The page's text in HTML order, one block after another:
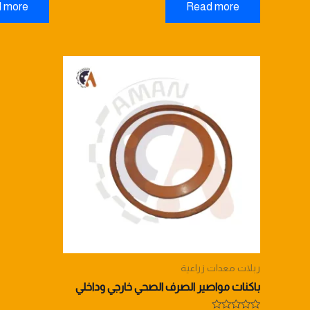
5
Read more
5
more
ربلات معدات زراعية
باكنات مواصير الصرف الصحي خارجي وداخلي